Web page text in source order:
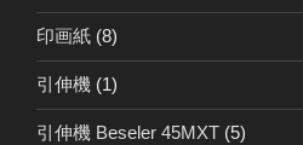
印画紙 (8)
引伸機 (1)
引伸機 Beseler 45MXT (5)